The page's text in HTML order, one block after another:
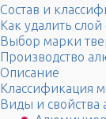
Состав и
Как удалить
Выбор марки
Производство
Описание
Классификация
Виды и